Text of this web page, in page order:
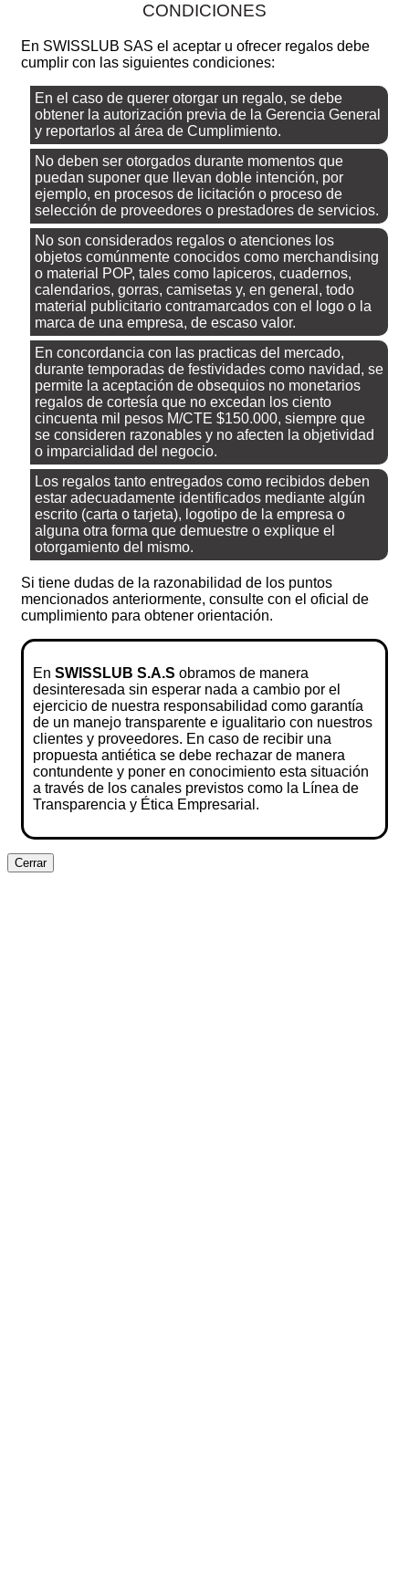
CONDICIONES
En SWISSLUB SAS el aceptar u ofrecer regalos debe
cumplir con las siguientes condiciones:
En el caso de querer otorgar un regalo, se debe
obtener la autorización previa de la Gerencia General
y reportarlos al área de Cumplimiento.
No deben ser otorgados durante momentos que
puedan suponer que llevan doble intención, por
ejemplo, en procesos de licitación o proceso de
selección de proveedores o prestadores de servicios.
No son considerados regalos o atenciones los
objetos comúnmente conocidos como merchandising
o material POP, tales como lapiceros, cuadernos,
calendarios, gorras, camisetas y, en general, todo
material publicitario contramarcados con el logo o la
marca de una empresa, de escaso valor.
En concordancia con las practicas del mercado,
durante temporadas de festividades como navidad, se
permite la aceptación de obsequios no monetarios
regalos de cortesía que no excedan los ciento
cincuenta mil pesos M/CTE $150.000, siempre que
se consideren razonables y no afecten la objetividad
o imparcialidad del negocio.
Los regalos tanto entregados como recibidos deben
estar adecuadamente identificados mediante algún
escrito (carta o tarjeta), logotipo de la empresa o
alguna otra forma que demuestre o explique el
otorgamiento del mismo.
Si tiene dudas de la razonabilidad de los puntos
mencionados anteriormente, consulte con el oficial de
cumplimiento para obtener orientación.
En SWISSLUB S.A.S obramos de manera
desinteresada sin esperar nada a cambio por el
ejercicio de nuestra responsabilidad como garantía
de un manejo transparente e igualitario con nuestros
clientes y proveedores. En caso de recibir una
propuesta antiética se debe rechazar de manera
contundente y poner en conocimiento esta situación
a través de los canales previstos como la Línea de
Transparencia y Ética Empresarial.
Cerrar